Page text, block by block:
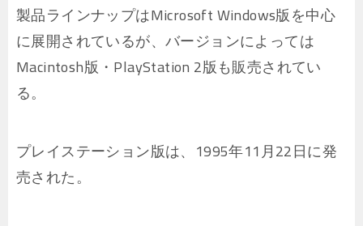
製品ラインナップはMicrosoft Windows版を中心
に展開されているが、バージョンによっては
Macintosh版・PlayStation 2版も販売されてい
る。
プレイステーション版は、1995年11月22日に発
売された。